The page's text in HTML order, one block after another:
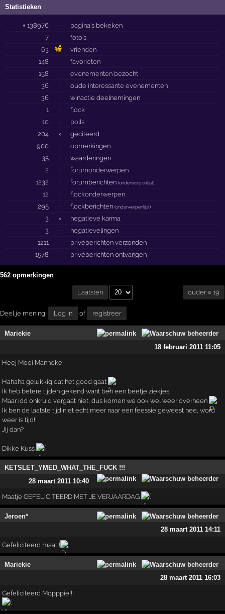
Statistieken
± 138976 ·
pagina's bekeken
7
·
foto's
63
vrienden
148
·
favorieten
158
·
evenementen bezocht
36
·
oude interessante evenementen
36
·
winactie deelnemingen
1
·
flock
10
·
polls
204
×
geciteerd
900
·
opmerkingen
35
·
waarderingen
2
·
forumonderwerpen
1232
· forumberichten(onderwerpenlijst)
12 ·
flockonderwerpen
295
· flockberichten(onderwerpenlijst)
3 ×
negatieve karma
3
·
negatievelingen
1211
·
privéberichten verzonden
1578
· privéberichten ontvangen
562 opmerkingen
Laatsten ouder ≡ 19
Deel je mening! Log in of registreer
Mariekie
18 februari 2011 11:05
Heej Mooi Manneke!
Hahaha gelukkig dat het goed gaat
Ik heb betere tijden gekend want ben een beetje ziekjes..
Maar idd onkruid vergaat niet, dus komen we ook wel weer overheen
Ik ben de laatste tijd niet echt meer naar een feessie geweest nee, word
weer is tijd!!
Jij dan?
Dikke Kuss
KETSLET_YMED_WHAT_THE_FUCK !!!
28 maart 2011 10:40
Maatje GEFELICITEERD MET JE VERJAARDAG
Jeroen*
28 maart 2011 14:11
Gefeliciteerd maat!!
Mariekie
28 maart 2011 16:03
Gefeliciteerd Mopppie!!!